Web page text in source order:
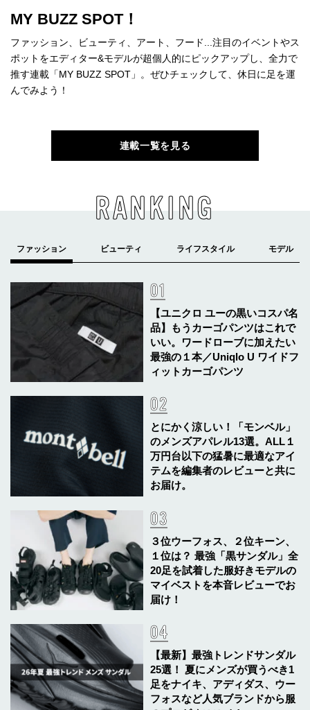
MY BUZZ SPOT！
ファッション、ビューティ、アート、フード...注目のイベントやス
ポットをエディター&モデルが超個人的にピックアップし、全力で
推す連載「MY BUZZ SPOT」。ぜひチェックして、休日に足を運
んでみよう！
連載一覧を見る
RANKING
【ユニクロ ユーの黒いコスパ名
品】もうカーゴパンツはこれで
いい。ワードローブに加えたい
最強の１本／Uniqlo U ワイドフ
ィットカーゴパンツ
とにかく涼しい！「モンベル」
のメンズアパレル13選。ALL１
万円台以下の猛暑に最適なアイ
テムを編集者のレビューと共に
お届け。
３位ウーフォス、２位キーン、
１位は？ 最強「黒サンダル」全
20足を試着した服好きモデルの
マイベストを本音レビューでお
届け！
【最新】最強トレンドサンダル
25選！ 夏にメンズが買うべき1
足をナイキ、アディダス、ウー
フォスなど人気ブランドから服